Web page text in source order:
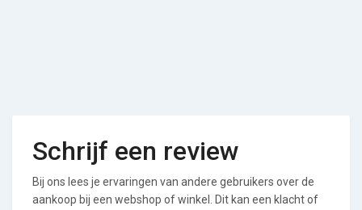
Schrijf een review
Bij ons lees je ervaringen van andere gebruikers over de
aankoop bij een webshop of winkel. Dit kan een klacht of